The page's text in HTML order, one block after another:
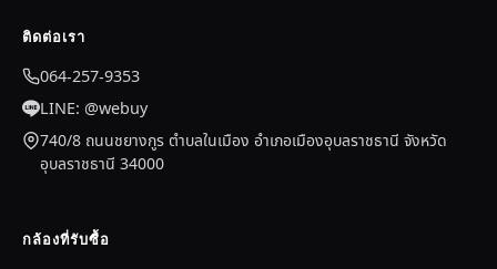
ติดต่อเรา
064-257-9353
LINE: @webuy
740/8 ถนนชยางกูร ตำบลในเมือง อำเภอเมืองอุบลราชธานี จังหวัด
อุบลราชธานี 34000
กล้องที่รับซื้อ